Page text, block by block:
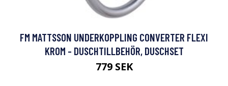
FM MATTSSON UNDERKOPPLING CONVERTER FLEXI
KROM - DUSCHTILLBEHÖR, DUSCHSET
779 SEK